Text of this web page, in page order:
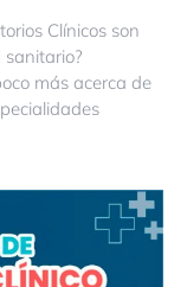
Clínicos son
más acerca de